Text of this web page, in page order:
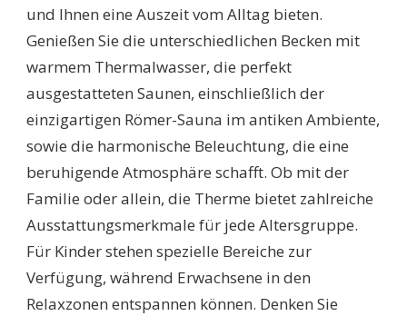
und Ihnen eine Auszeit vom Alltag bieten.
Genießen Sie die unterschiedlichen Becken mit
warmem Thermalwasser, die perfekt
ausgestatteten Saunen, einschließlich der
einzigartigen Römer-Sauna im antiken Ambiente,
sowie die harmonische Beleuchtung, die eine
beruhigende Atmosphäre schafft. Ob mit der
Familie oder allein, die Therme bietet zahlreiche
Ausstattungsmerkmale für jede Altersgruppe.
Für Kinder stehen spezielle Bereiche zur
Verfügung, während Erwachsene in den
Relaxzonen entspannen können. Denken Sie